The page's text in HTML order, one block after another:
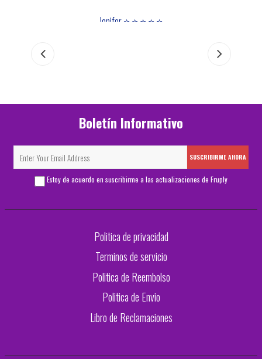
Jenifer ⭐ ⭐ ⭐ ⭐ ⭐
Boletín Informativo
SUSCRIBIRME AHORA
Estoy de acuerdo en suscribirme a las actualizaciones de Fruply
Politica de privacidad
Terminos de servicio
Politica de Reembolso
Politica de Envio
Libro de Reclamaciones